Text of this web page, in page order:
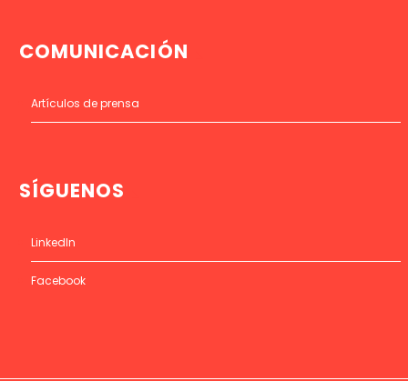
COMUNICACIÓN
Artículos de prensa
SÍGUENOS
LinkedIn
Facebook